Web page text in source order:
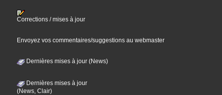
Corrections / mises à jour
Envoyez vos commentaires/suggestions au webmaster
Dernières mises à jour (News)
Dernières mises à jour
(News, Clair)